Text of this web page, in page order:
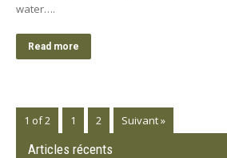
water….
Read more
1 of 2 1 2 Suivant »
Articles récents